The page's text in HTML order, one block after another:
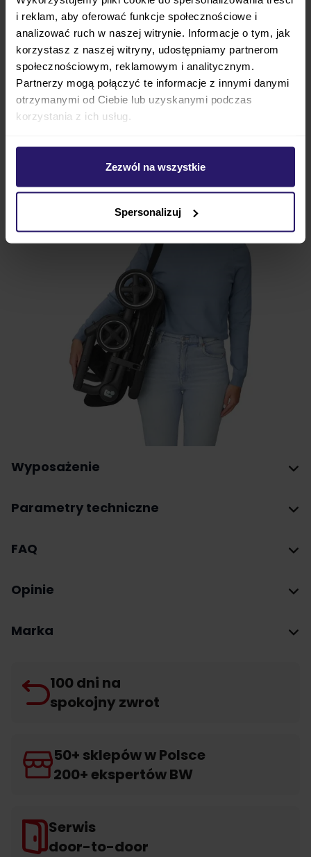
i reklam, aby oferować funkcje społecznościowe i
analizować ruch w naszej witrynie. Informacje o tym, jak
korzystasz z naszej witryny, udostępniamy partnerom
społecznościowym, reklamowym i analitycznym.
Partnerzy mogą połączyć te informacje z innymi danymi
otrzymanymi od Ciebie lub uzyskanymi podczas
korzystania z ich usług.
Zezwól na wszystkie
Spersonalizuj
tylko chcesz. Złożony wózek możeszumieścić w
luku bagażowym samolotu, dzięki czemu możesz
udać się z dzieckiem na spacer nawet na drugi
koniec świata . Łatwe prowadzenie wózka
producent osiągnąłdzięki kołom obrotowym i
niewielkiej wadzeLara 2. Duża przeciwsłoneczna
nie przegrzał się, co może być niebezpieczne.
Maxi Cosi Lara 2 - wygodny na każdy dzień
Wyposażenie
Parametry techniczne
FAQ
Opinie
Marka
100 dni na
spokojny zwrot
50+ sklepów w Polsce
200+ ekspertów BW
Serwis
door-to-door